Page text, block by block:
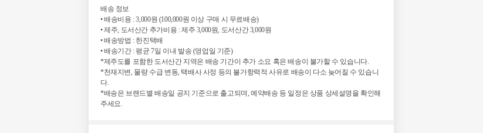
배송 정보
• 배송비용 : 3,000원 (100,000원 이상 구매 시 무료배송)
• 제주, 도서산간 추가비용 : 제주 3,000원, 도서산간 3,000원
• 배송방법 : 한진택배
• 배송기간 : 평균 7일 이내 발송 (영업일 기준)
*제주도를 포함한 도서산간 지역은 배송 기간이 추가 소요 혹은 배송이 불가할 수 있습니다.
*천재지변, 물량 수급 변동, 택배사 사정 등의 불가항력적 사유로 배송이 다소 늦어질 수 있습니
다.
*배송은 브랜드별 배송일 공지 기준으로 출고되며, 예약배송 등 일정은 상품 상세설명을 확인해
주세요.